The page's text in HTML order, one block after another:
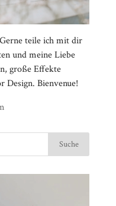
teile ich mit dir
und meine Liebe
große Effekte
Design. Bienvenue!